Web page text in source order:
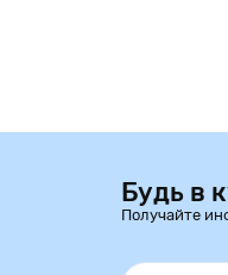
Будь в
Получайте